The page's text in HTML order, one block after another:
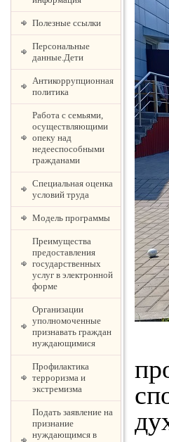
Полезные ссылки
Персональные
данные.Дети
Антикоррупционная
политика
Работа с семьями,
осуществляющими
опеку над
недееспособными
гражданами
Специальная оценка
условий труда
Модель программы
Преимущества
предоставления
государственных
услуг в электронной
форме
Организации
уполномоченные
признавать граждан
нуждающимися
Профилактика
терроризма и
экстремизма
Подать заявление на
признание
нуждающимся в